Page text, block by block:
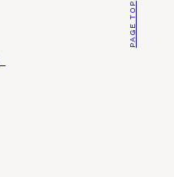
PAGE TOP